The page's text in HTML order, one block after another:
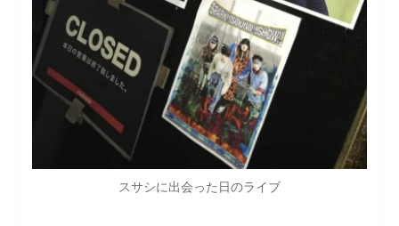
スサシに出会った⽇のライブ